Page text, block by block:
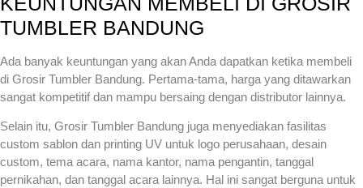
TUMBLER BANDUNG
Ada banyak keuntungan yang akan Anda dapatkan ketika membeli
di Grosir Tumbler Bandung. Pertama-tama, harga yang ditawarkan
sangat kompetitif dan mampu bersaing dengan distributor lainnya.
Selain itu, Grosir Tumbler Bandung juga menyediakan fasilitas
custom sablon dan printing UV untuk logo perusahaan, desain
custom, tema acara, nama kantor, nama pengantin, tanggal
pernikahan, dan tanggal acara lainnya. Hal ini sangat berguna untuk